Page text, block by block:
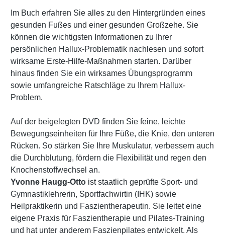
Im Buch erfahren Sie alles zu den Hintergründen eines
gesunden Fußes und einer gesunden Großzehe. Sie
können die wichtigsten Informationen zu Ihrer
persönlichen Hallux-Problematik nachlesen und sofort
wirksame Erste-Hilfe-Maßnahmen starten. Darüber
hinaus finden Sie ein wirksames Übungsprogramm
sowie umfangreiche Ratschläge zu Ihrem Hallux-
Problem.
Auf der beigelegten DVD finden Sie feine, leichte
Bewegungseinheiten für Ihre Füße, die Knie, den unteren
Rücken. So stärken Sie Ihre Muskulatur, verbessern auch
die Durchblutung, fördern die Flexibilität und regen den
Knochenstoffwechsel an.
Yvonne Haugg-Otto ist staatlich geprüfte Sport- und
Gymnastiklehrerin, Sportfachwirtin (IHK) sowie
Heilpraktikerin und Faszientherapeutin. Sie leitet eine
eigene Praxis für Faszientherapie und Pilates-Training
und hat unter anderem Faszienpilates entwickelt. Als